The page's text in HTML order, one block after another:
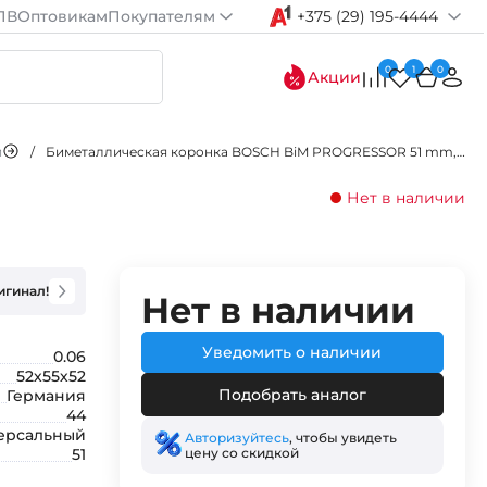
ОптовикамПокупателям +375 (29) 195-4444
Акции 0 1 0
/ Биметаллическая коронка BOSCH BiM PROGRESSOR 51 mm, NEW
Нет в наличии
0.06
52х55х52
Германия
44
51
Нет в наличии
Уведомить о наличии
Подобрать аналог
Авторизуйтесь, чтобы увидеть
цену со скидкой